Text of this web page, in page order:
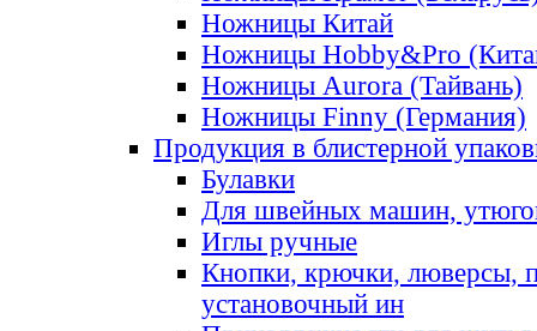
Ножницы Китай
Ножницы Hobby&Pro
Ножницы Aurora (Тайвань)
Ножницы Finny (Германия)
Продукция в блистерной
Булавки
Для швейных машин,
Иглы ручные
Кнопки, крючки, люверсы,
установочный ин